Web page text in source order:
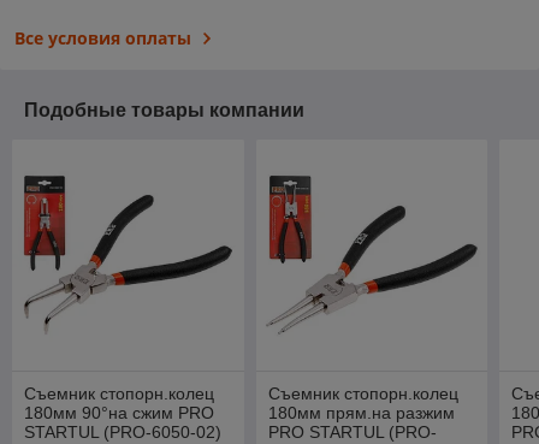
Все условия оплаты
Подобные товары компании
Съемник стопорн.колец
180мм 90°на сжим PRO
STARTUL (PRO-6050-02)
Съемник стопорн.колец
180мм прям.на разжим
PRO STARTUL (PRO-